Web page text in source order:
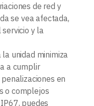
de red y
se vea afectada,
y la
unidad minimiza
a cumplir
en
o complejos
puedes